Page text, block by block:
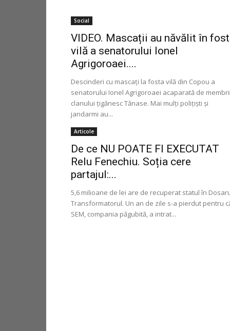
Social
VIDEO. Mascații au năvălit în
vilă a senatorului Ionel
Agrigoroaei....
Descinderi cu mascaţi la fosta vilă din Copou a
senatorului Ionel Agrigoroaei acaparată de membrii
clanului ţigănesc Tănase. Mai mulţi poliţişti şi
jandarmi au...
Articole
De ce NU POATE FI EXECUTAT
Relu Fenechiu. Soția cere
partajul:...
5,6 milioane de lei are de recuperat statul în
Transformatorul. Un an de zile s-a pierdut pentru
SEM, compania păgubită, a intrat...